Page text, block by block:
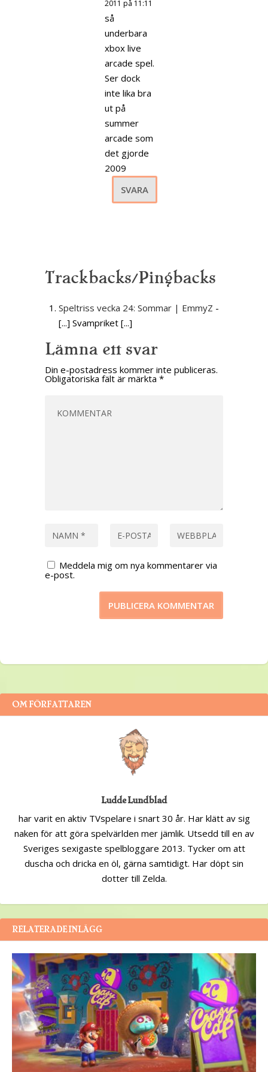
2011 på 11:11
så
underbara
xbox live
arcade spel.
Ser dock
inte lika bra
ut på
summer
arcade som
det gjorde
2009
SVARA
Trackbacks/Pingbacks
Speltriss vecka 24: Sommar | EmmyZ -
[...] Svampriket [...]
Lämna ett svar
Din e-postadress kommer inte publiceras.
Obligatoriska fält är märkta *
Meddela mig om nya kommentarer via
e-post.
OM FÖRFATTAREN
Ludde Lundblad
har varit en aktiv TVspelare i snart 30 år. Har klätt av sig
naken för att göra spelvärlden mer jämlik. Utsedd till en av
Sveriges sexigaste spelbloggare 2013. Tycker om att
duscha och dricka en öl, gärna samtidigt. Har döpt sin
dotter till Zelda.
RELATERADE INLÄGG